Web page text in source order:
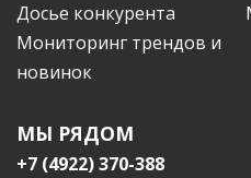
Досье конкурента
Мониторинг трендов и
новинок
МЫ РЯДОМ
+7 (4922) 370-388